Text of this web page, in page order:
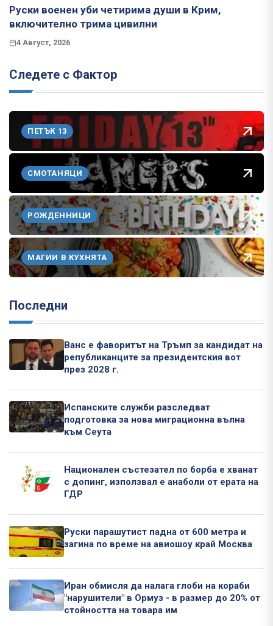
Руски военен уби четирима души в Крим,
включително трима цивилни
4 Август, 2026
Следете с Фактор
ПЕТЪК 13
СМОТАНЯЦИ
РОЖДЕННИЦИ
МАГИИ В КУХНЯТА
Последни
Ванс е фаворитът на Тръмп за кандидат на
републиканците за президентския вот
през 2028 г.
Испанските служби разследват
подготовка за нова миграционна вълна
към Сеута
Национален състезател по борба е хванат
с допинг, използвал е анаболи от ерата на
ГДР
Руски парашутист падна от 600 метра и
загина по време на авиошоу край Москва
Иран обмисля да налага глоби на кораби
"нарушители" в Ормуз - в размер до 20% от
стойността на товара им